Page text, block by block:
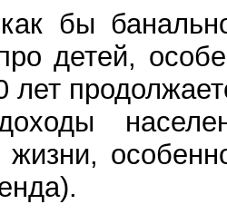
бы
детей,
лет
жизни,